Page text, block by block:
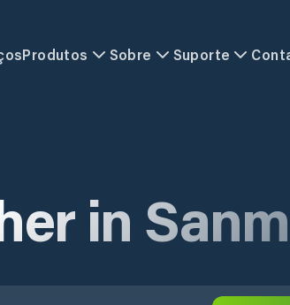
Produtos Sobre Suporte
in